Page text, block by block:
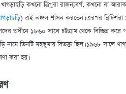
খাগড়াছড়ি কখনো ত্রিপুরা রাজন্যবর্গ, কখনো বা
) এই অঞ্চল শাসন করতেন। এরপর ব্রিটিশরা
অধীনে ১৮৬০ সালে চট্টগ্রাম থেকে বিচ্ছিন্ন করে
নামে তিনটি মহকুমায় বিভক্ত ছিল। ১৯৬৮ সালে
করা হয়।